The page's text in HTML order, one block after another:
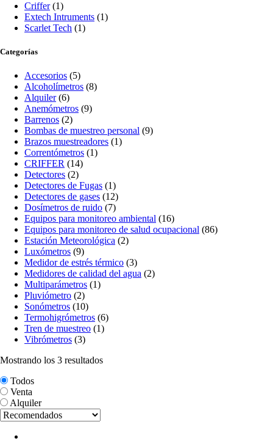
Criffer (1)
Extech Intruments (1)
Scarlet Tech (1)
Categorías
Accesorios (5)
Alcoholímetros (8)
Alquiler (6)
Anemómetros (9)
Barrenos (2)
Bombas de muestreo personal (9)
Brazos muestreadores (1)
Correntómetros (1)
CRIFFER (14)
Detectores (2)
Detectores de Fugas (1)
Detectores de gases (12)
Dosímetros de ruido (7)
Equipos para monitoreo ambiental (16)
Equipos para monitoreo de salud ocupacional (86)
Estación Meteorológica (2)
Luxómetros (9)
Medidor de estrés térmico (3)
Medidores de calidad del agua (2)
Multiparámetros (1)
Pluviómetro (2)
Sonómetros (10)
Termohigrómetros (6)
Tren de muestreo (1)
Vibrómetros (3)
Mostrando los 3 resultados
Todos
Venta
Alquiler